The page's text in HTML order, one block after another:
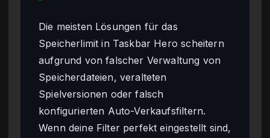
Die meisten Lösungen für das
Speicherlimit in Taskbar Hero scheitern
aufgrund von falscher Verwaltung von
Speicherdateien, veralteten
Spielversionen oder falsch
konfigurierten Auto-Verkaufsfiltern.
Wenn deine Filter perfekt eingestellt sind,